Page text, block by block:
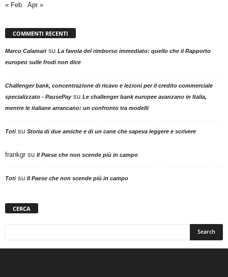
« Feb
Apr »
COMMENTI RECENTI
Marco Calamarisu La favola del rimborso immediato: quello che il Rapporto
europeo sulle frodi non dice
Challenger bank, concentrazione di ricavo e lezioni per il credito commerciale
specializzato - PausePaysu Le challenger bank europee avanzano in Italia,
mentre le italiane arrancano: un confronto tra modelli
Totisu Storia di due amiche e di un cane che sapeva leggere e scrivere
frankgr su Il Paese che non scende più in campo
Totisu Il Paese che non scende più in campo
CERCA